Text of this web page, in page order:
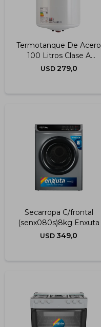
Termotanque De Acero
100 Litros Clase A
Tenx2110
USD 279,0
Secarropa C/frontal
(senx080s)8kg Enxuta
USD 349,0